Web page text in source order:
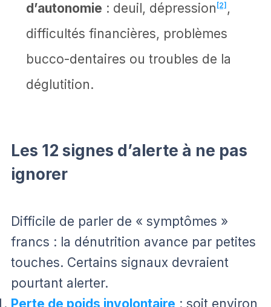
d’autonomie : deuil, dépression [2] ,
difficultés financières, problèmes
bucco-dentaires ou troubles de la
déglutition.
Les 12 signes d’alerte à ne pas
ignorer
Difficile de parler de « symptômes »
francs : la dénutrition avance par petites
touches. Certains signaux devraient
pourtant alerter.
Perte de poids involontaire : soit environ